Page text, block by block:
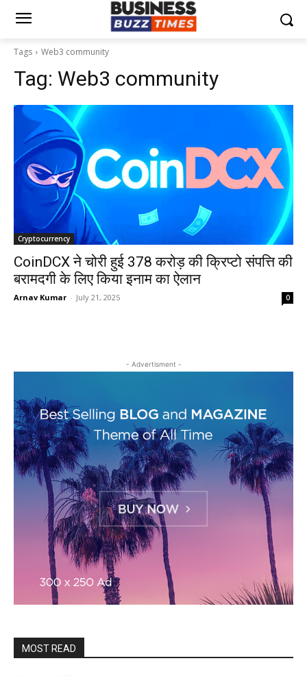
Tags Web3 community
Tag: Web3 community
Cryptocurrency
CoinDCX ने चोरी हुई ₹378 करोड़ की क्रिप्टो संपत्ति की
बरामदगी के लिए किया इनाम का ऐलान
Arnav Kumar - July 21, 2025 0
- Advertisment -
MOST READ